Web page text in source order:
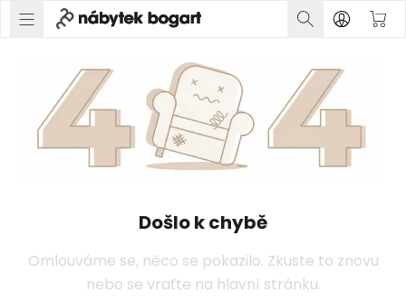
Došlo k chybě
Omlouváme se, něco se pokazilo. Zkuste to znovu
nebo se vraťte na hlavní stránku.